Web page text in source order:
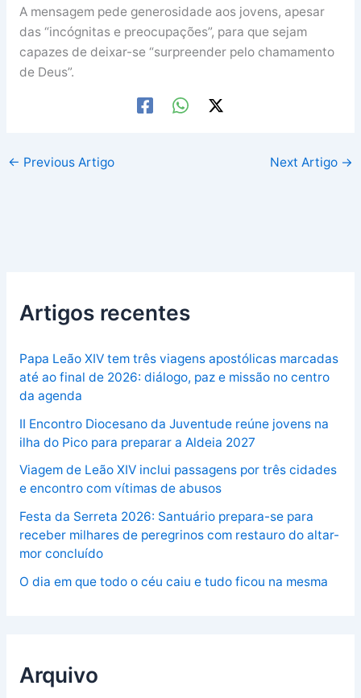
A mensagem pede generosidade aos jovens, apesar
das “incógnitas e preocupações”, para que sejam
capazes de deixar-se “surpreender pelo chamamento
de Deus”.
← Previous Artigo Next Artigo →
Artigos recentes
Papa Leão XIV tem três viagens apostólicas marcadas
até ao final de 2026: diálogo, paz e missão no centro
da agenda
II Encontro Diocesano da Juventude reúne jovens na
ilha do Pico para preparar a Aldeia 2027
Viagem de Leão XIV inclui passagens por três cidades
e encontro com vítimas de abusos
Festa da Serreta 2026: Santuário prepara-se para
receber milhares de peregrinos com restauro do altar-
mor concluído
O dia em que todo o céu caiu e tudo ficou na mesma
Arquivo